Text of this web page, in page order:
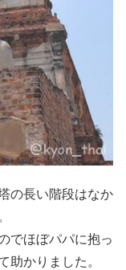
の長い階段はなか
でほぼパパに抱っ
助かりました。